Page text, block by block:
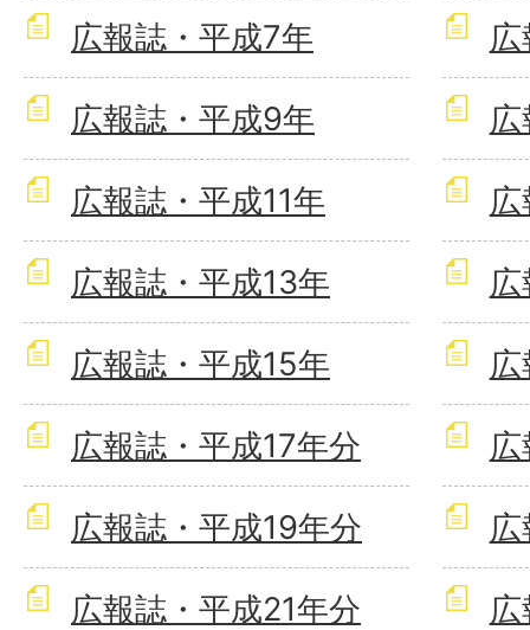
広報誌・平成7年
広報誌・平成9年
広報誌・平成11年
広報誌・平成13年
広報誌・平成15年
広報誌・平成17年分
広報誌・平成19年分
広報誌・平成21年分